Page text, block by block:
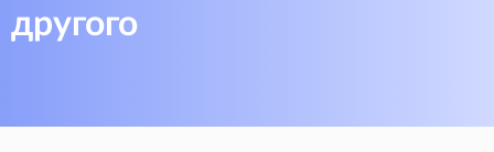
другого